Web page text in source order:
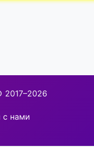
2017–2026
с нами